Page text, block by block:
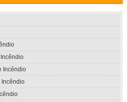
Incêndio
Incêndio